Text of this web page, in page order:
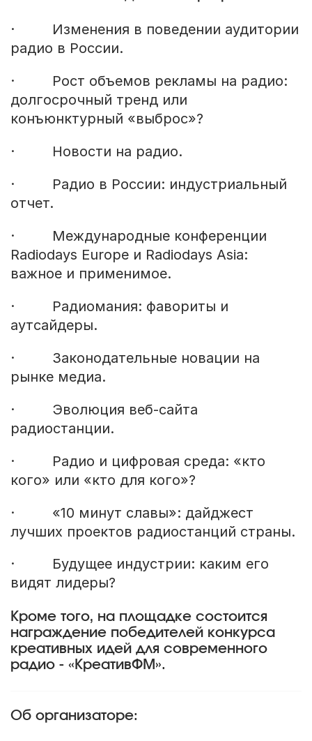
· Изменения в поведении аудитории
радио в России.
· Рост объемов рекламы на радио:
долгосрочный тренд или
конъюнктурный «выброс»?
· Новости на радио.
· Радио в России: индустриальный
отчет.
· Международные конференции
Radiodays Europe и Radiodays Asia:
важное и применимое.
· Радиомания: фавориты и
аутсайдеры.
· Законодательные новации на
рынке медиа.
· Эволюция веб-сайта
радиостанции.
· Радио и цифровая среда: «кто
кого» или «кто для кого»?
· «10 минут славы»: дайджест
лучших проектов радиостанций страны.
· Будущее индустрии: каким его
видят лидеры?
Кроме того, на площадке состоится
награждение победителей конкурса
креативных идей для современного
радио - «КреативФМ».
Об организаторе: